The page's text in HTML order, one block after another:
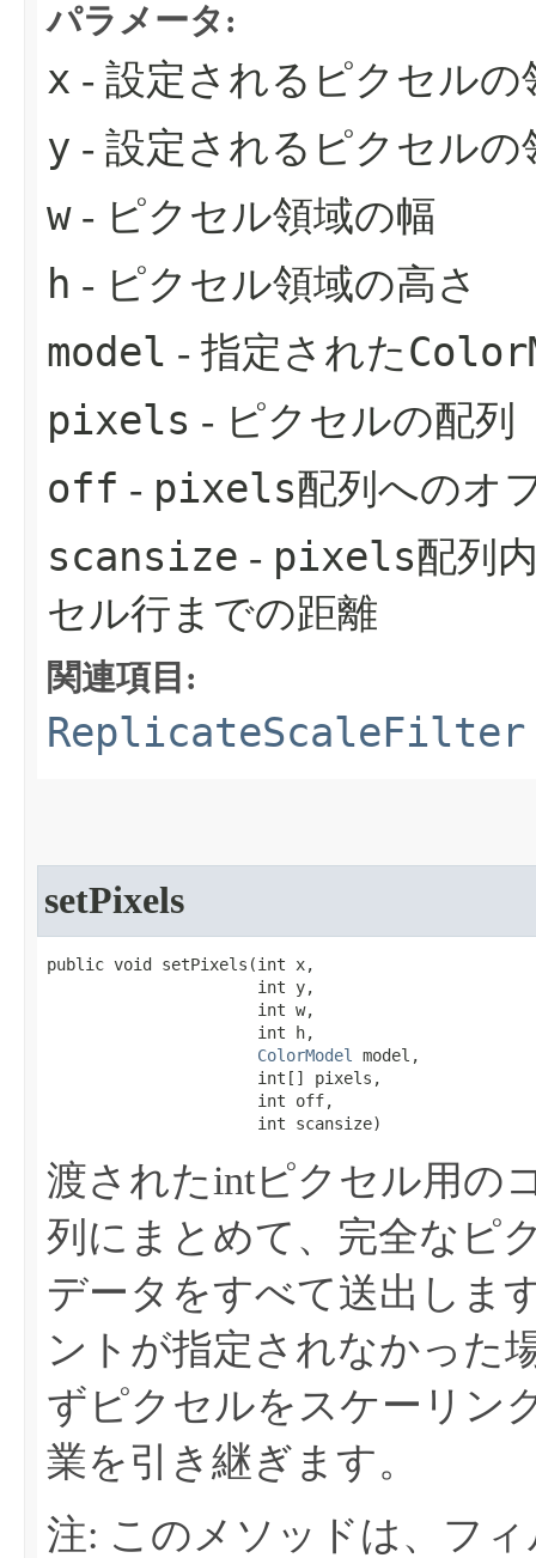
パラメータ:
x - 設定されるピクセル
y - 設定されるピクセル
w- ピクセル領域の幅
h - ピクセル領域の高さ
model - 指定された
pixels - ピクセルの配列
off - pixels配列へのオ
scansize - pixels配列
セル行までの距離
関連項目:
ReplicateScaleFilter
setPixels
public void setPixels​(int x,
                      int y,
                      int w,
                      int h,
ColorModel
model,
                      int[] pixels,
                      int off,
                      int scansize)
渡されたintピクセル用の
列にまとめて、完全なピ
データをすべて送出しま
ントが指定されなかった
ずピクセルをスケーリン
業を引き継ぎます。
注: このメソッドは、フ